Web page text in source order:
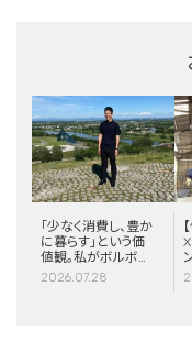
「少なく消費し、豊か
に暮らす」という価
値観。私がボルボと
スウェーデンに惹か
2026.07.28